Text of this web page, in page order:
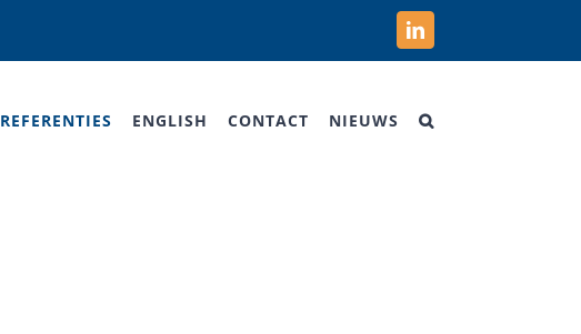
LinkedIn
REFERENTIES ENGLISH CONTACT NIEUWS